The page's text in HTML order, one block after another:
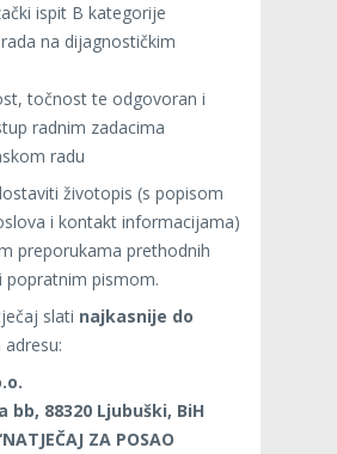
ispit B kategorije
na dijagnostičkim
točnost te odgovoran i
radnim zadacima
radu
životopis (s popisom
i kontakt informacijama)
preporukama prethodnih
popratnim pismom.
slati najkasnije do
adresu:
bb, 88320 Ljubuški, BiH
ZA POSAO